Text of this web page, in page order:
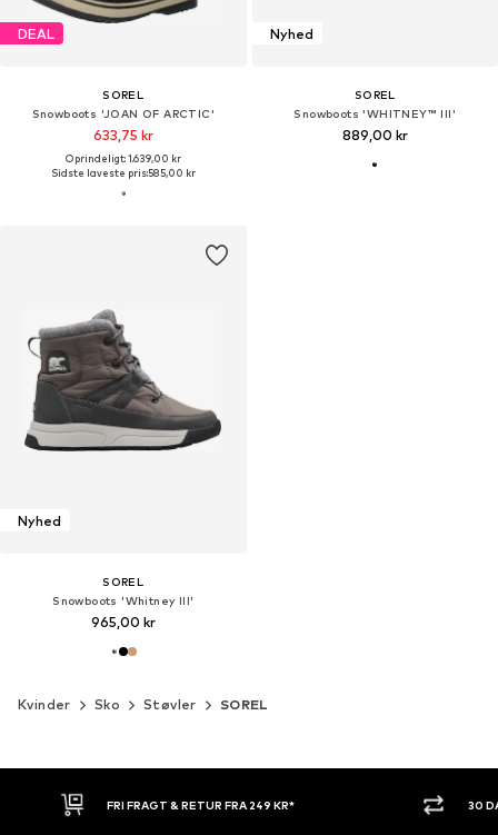
DEAL
SOREL
Snowboots 'JOAN OF ARCTIC'
633,75 kr
Oprindeligt: 1.639,00 kr
Sidste laveste pris:585,00 kr
Nyhed
SOREL
Snowboots 'WHITNEY™ III'
889,00 kr
Nyhed
SOREL
Snowboots 'Whitney III'
965,00 kr
Kvinder Sko Støvler SOREL
30 DAGES RETURRET KØB